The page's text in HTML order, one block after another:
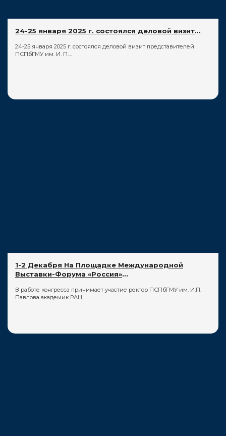
24-25 января 2025 г. состоялся деловой визит...
24-25 января 2025 г. состоялся деловой визит представителей
ПСПбГМУ им. И. П.…
1-2 Декабря На Площадке Международной
Выставки-Форума «Россия»...
В работе конгресса принимает участие ректор ПСПбГМУ им. И.П.
Павлова академик РАН…